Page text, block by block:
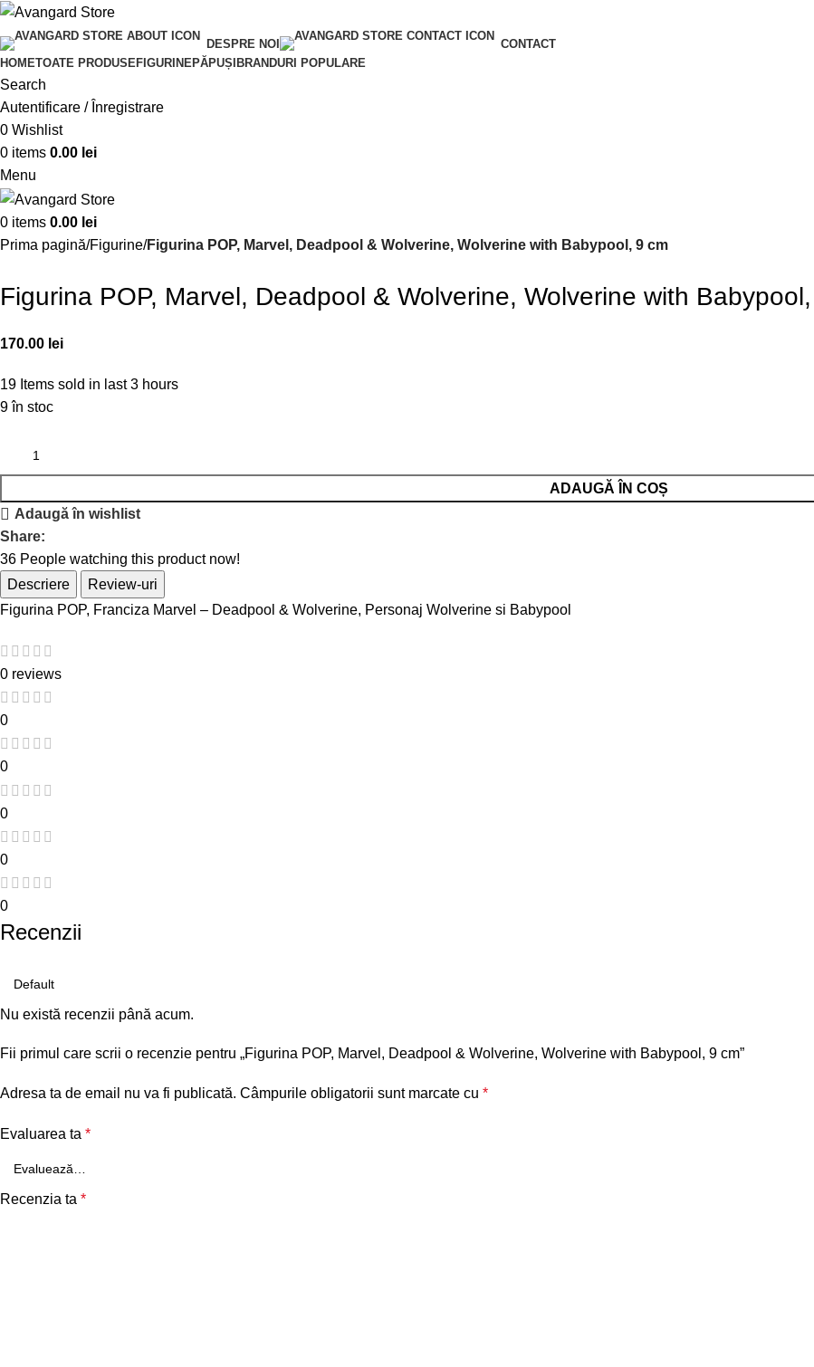
DESPRE NOI
CONTACT
HOMETOATE PRODUSEFIGURINEPĂPUȘI BRANDURI POPULARE
Search
Autentificare / Înregistrare
0 Wishlist
0 items 0.00 lei
Menu
0 items 0.00 lei
Prima pagină Figurine Figurina POP, Marvel, Deadpool & Wolverine, Wolverine with Babypool, 9 cm
Figurina POP, Marvel, Deadpool & Wolverine, Wolverine with
170.00 lei
19 Items sold in last 3 hours
9 în stoc
ADAUGĂ ÎN COȘ
Adaugă în wishlist
Share:
36 People watching this product now!
Descriere
Review-uri
Figurina POP, Franciza Marvel – Deadpool & Wolverine, Personaj Wolverine si Babypool
0 reviews
0
0
0
0
0
Recenzii
Nu există recenzii până acum.
Fii primul care scrii o recenzie pentru „Figurina POP, Marvel, Deadpool & Wolverine, Wolverine with Babypool, 9 cm”
Adresa ta de email nu va fi publicată. Câmpurile obligatorii sunt marcate cu *
Evaluarea ta *
Recenzia ta *